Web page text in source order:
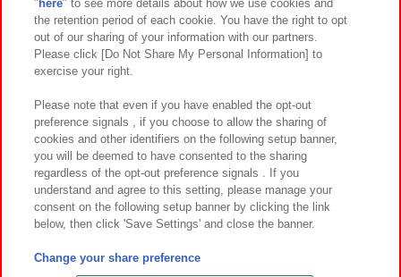
関連会社 サステナビリティ サイトポリシー
プライバシーポリシー ウェブアクセシビリティ方針と検証結果
お取引先さまとともに
カスタマーハラスメント対応方針 よくあるご質問・お問い合わせ
©Bandai Namco Amusement Inc.
©Bandai Namco Amusement Lab Inc.
" here" to see more details about how we use cookies and
the retention period of each cookie. You have the right to opt
out of our sharing of your information with our partners.
Please click [Do Not Share My Personal Information] to
exercise your right.
Please note that even if you have enabled the opt-out
preference signals , if you choose to allow the sharing of
cookies and other identifiers on the following setup banner,
you will be deemed to have consented to the sharing
regardless of the opt-out preference signals . If you
understand and agree to this setting, please manage your
consent on the following setup banner by clicking the link
below, then click 'Save Settings' and close the banner.
Change your share preference